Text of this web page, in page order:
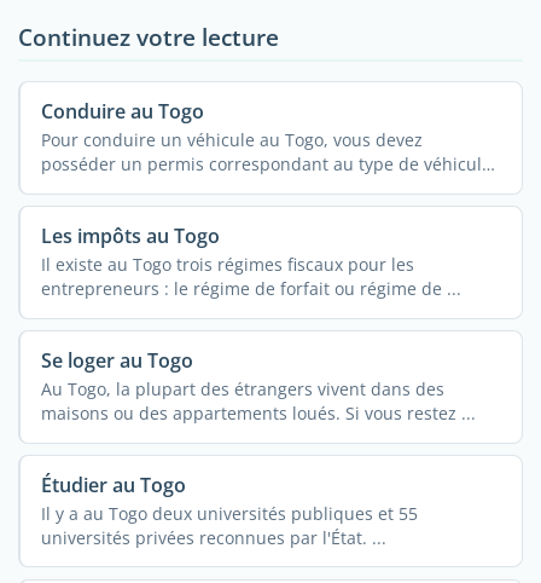
Continuez votre lecture
Conduire au Togo
Pour conduire un véhicule au Togo, vous devez
posséder un permis correspondant au type de véhicule.
...
Les impôts au Togo
Il existe au Togo trois régimes fiscaux pour les
entrepreneurs : le régime de forfait ou régime de ...
Se loger au Togo
Au Togo, la plupart des étrangers vivent dans des
maisons ou des appartements loués. Si vous restez ...
Étudier au Togo
Il y a au Togo deux universités publiques et 55
universités privées reconnues par l'État. ...